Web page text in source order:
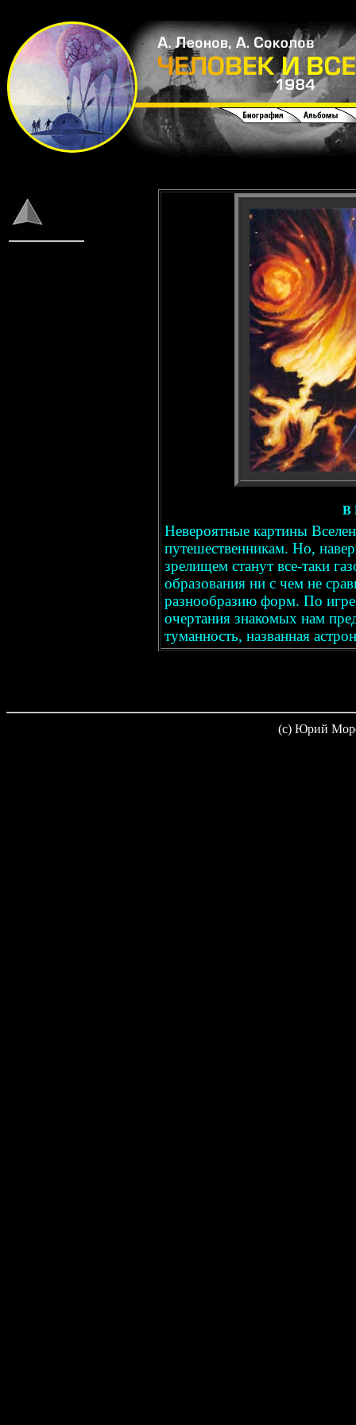
В
Невероятные картины
путешественникам. Но,
зрелищем станут все-таки
образования ни с чем не
разнообразию форм. По
очертания знакомых нам
туманность, названная
(c) Юрий